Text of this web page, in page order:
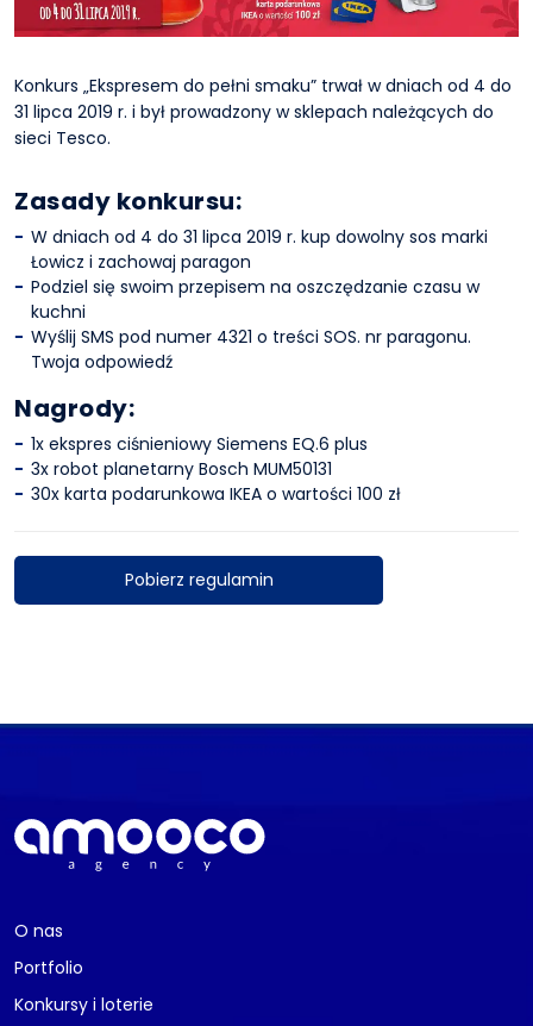
Konkurs „Ekspresem do pełni smaku” trwał w dniach od 4 do
31 lipca 2019 r. i był prowadzony w sklepach należących do
sieci Tesco.
Zasady konkursu:
W dniach od 4 do 31 lipca 2019 r. kup dowolny sos marki
Łowicz i zachowaj paragon
Podziel się swoim przepisem na oszczędzanie czasu w
kuchni
Wyślij SMS pod numer 4321 o treści SOS. nr paragonu.
Twoja odpowiedź
Nagrody:
1x ekspres ciśnieniowy Siemens EQ.6 plus
3x robot planetarny Bosch MUM50131
30x karta podarunkowa IKEA o wartości 100 zł
Pobierz regulamin
O nas
Portfolio
Konkursy i loterie